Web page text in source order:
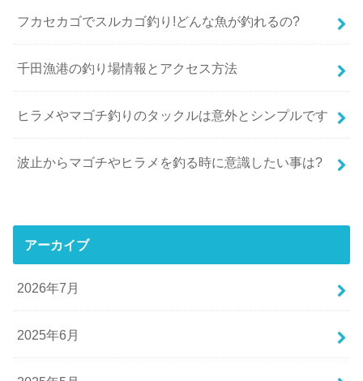
フカセカゴでスルカゴ釣り!どんな魚が釣れるの?
千田漁港の釣り場情報とアクセス方法
ヒラメやマゴチ釣りのタックルは意外とシンプルです
波止からマゴチやヒラメを釣る時に意識したい事は?
アーカイブ
2026年7月
2025年6月